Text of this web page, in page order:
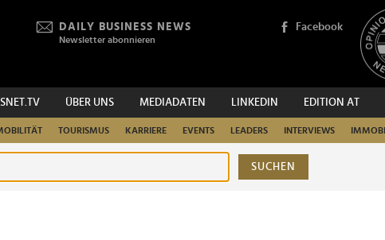
DAILY BUSINESS NEWS
Newsletter abonnieren
Facebook
ÜBER UNS MEDIADATEN LINKEDIN EDITION AT
TOURISMUS KARRIERE EVENTS LEADERS INTERVIEWS
SUCHEN